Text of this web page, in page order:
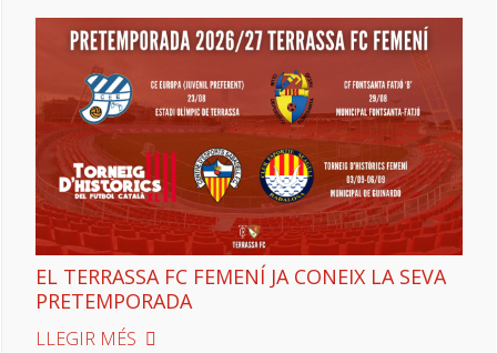
EL TERRASSA FC FEMENÍ JA CONEIX LA SEVA
PRETEMPORADA
LLEGIR MÉS